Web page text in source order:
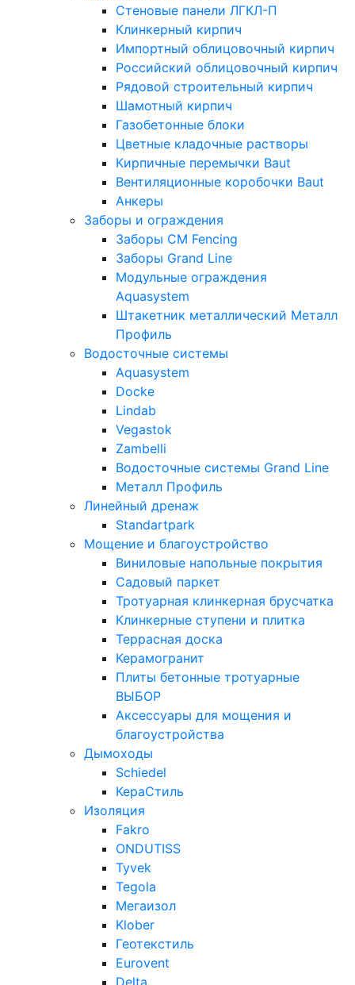
Стеновые панели ЛГКЛ-П
Клинкерный кирпич
Импортный облицовочный кирпич
Российский облицовочный кирпич
Рядовой строительный кирпич
Шамотный кирпич
Газобетонные блоки
Цветные кладочные растворы
Кирпичные перемычки Baut
Вентиляционные коробочки Baut
Анкеры
Заборы и ограждения
Заборы CM Fencing
Заборы Grand Line
Модульные ограждения
Aquasystem
Штакетник металлический Металл
Профиль
Водосточные системы
Aquasystem
Docke
Lindab
Vegastok
Zambelli
Водосточные системы Grand Line
Металл Профиль
Линейный дренаж
Standartpark
Мощение и благоустройство
Виниловые напольные покрытия
Садовый паркет
Тротуарная клинкерная брусчатка
Клинкерные ступени и плитка
Террасная доска
Керамогранит
Плиты бетонные тротуарные
ВЫБОР
Аксессуары для мощения и
благоустройства
Дымоходы
Schiedel
КераСтиль
Изоляция
Fakro
ONDUTISS
Tyvek
Tegola
Мегаизол
Klober
Геотекстиль
Eurovent
Delta